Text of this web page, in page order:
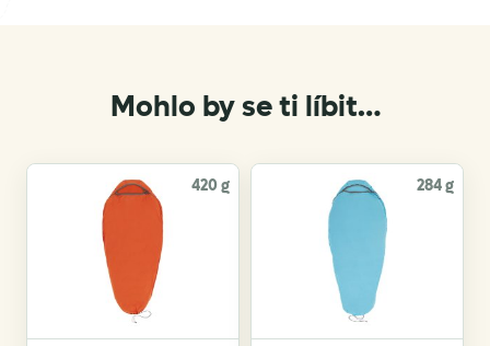
Mohlo by se ti líbit…
420 g 284 g